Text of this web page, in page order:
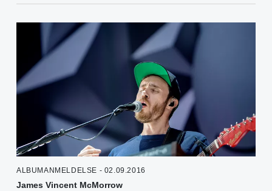
ALBUMANMELDELSE - 02.09.2016
James Vincent McMorrow